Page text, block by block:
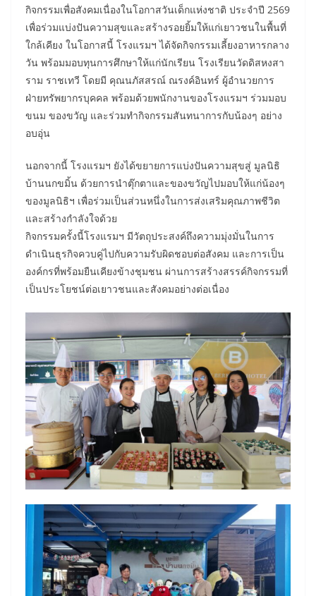
กิจกรรมเพื่อสังคมเนื่องในโอกาสวันเด็กแห่งชาติ ประจำปี 2569
เพื่อร่วมแบ่งปันความสุขและสร้างรอยยิ้มให้แก่เยาวชนในพื้นที่
ใกล้เคียง ในโอกาสนี้ โรงแรมฯ ได้จัดกิจกรรมเลี้ยงอาหารกลาง
วัน พร้อมมอบทุนการศึกษาให้แก่นักเรียน โรงเรียนวัดดิสหงสา
ราม ราชเทวี โดยมี คุณนภัสสรณ์ ณรงค์อินทร์ ผู้อำนวยการ
ฝ่ายทรัพยากรบุคคล พร้อมด้วยพนักงานของโรงแรมฯ ร่วมมอบ
ขนม ของขวัญ และร่วมทำกิจกรรมสันทนาการกับน้องๆ อย่าง
อบอุ่น
นอกจากนี้ โรงแรมฯ ยังได้ขยายการแบ่งปันความสุขสู่ มูลนิธิ
บ้านนกขมิ้น ด้วยการนำตุ๊กตาและของขวัญไปมอบให้แก่น้องๆ
ของมูลนิธิฯ เพื่อร่วมเป็นส่วนหนึ่งในการส่งเสริมคุณภาพชีวิต
และสร้างกำลังใจด้วย
กิจกรรมครั้งนี้โรงแรมฯ มีวัตถุประสงค์ถึงความมุ่งมั่นในการ
ดำเนินธุรกิจควบคู่ไปกับความรับผิดชอบต่อสังคม และการเป็น
องค์กรที่พร้อมยืนเคียงข้างชุมชน ผ่านการสร้างสรรค์กิจกรรมที่
เป็นประโยชน์ต่อเยาวชนและสังคมอย่างต่อเนื่อง